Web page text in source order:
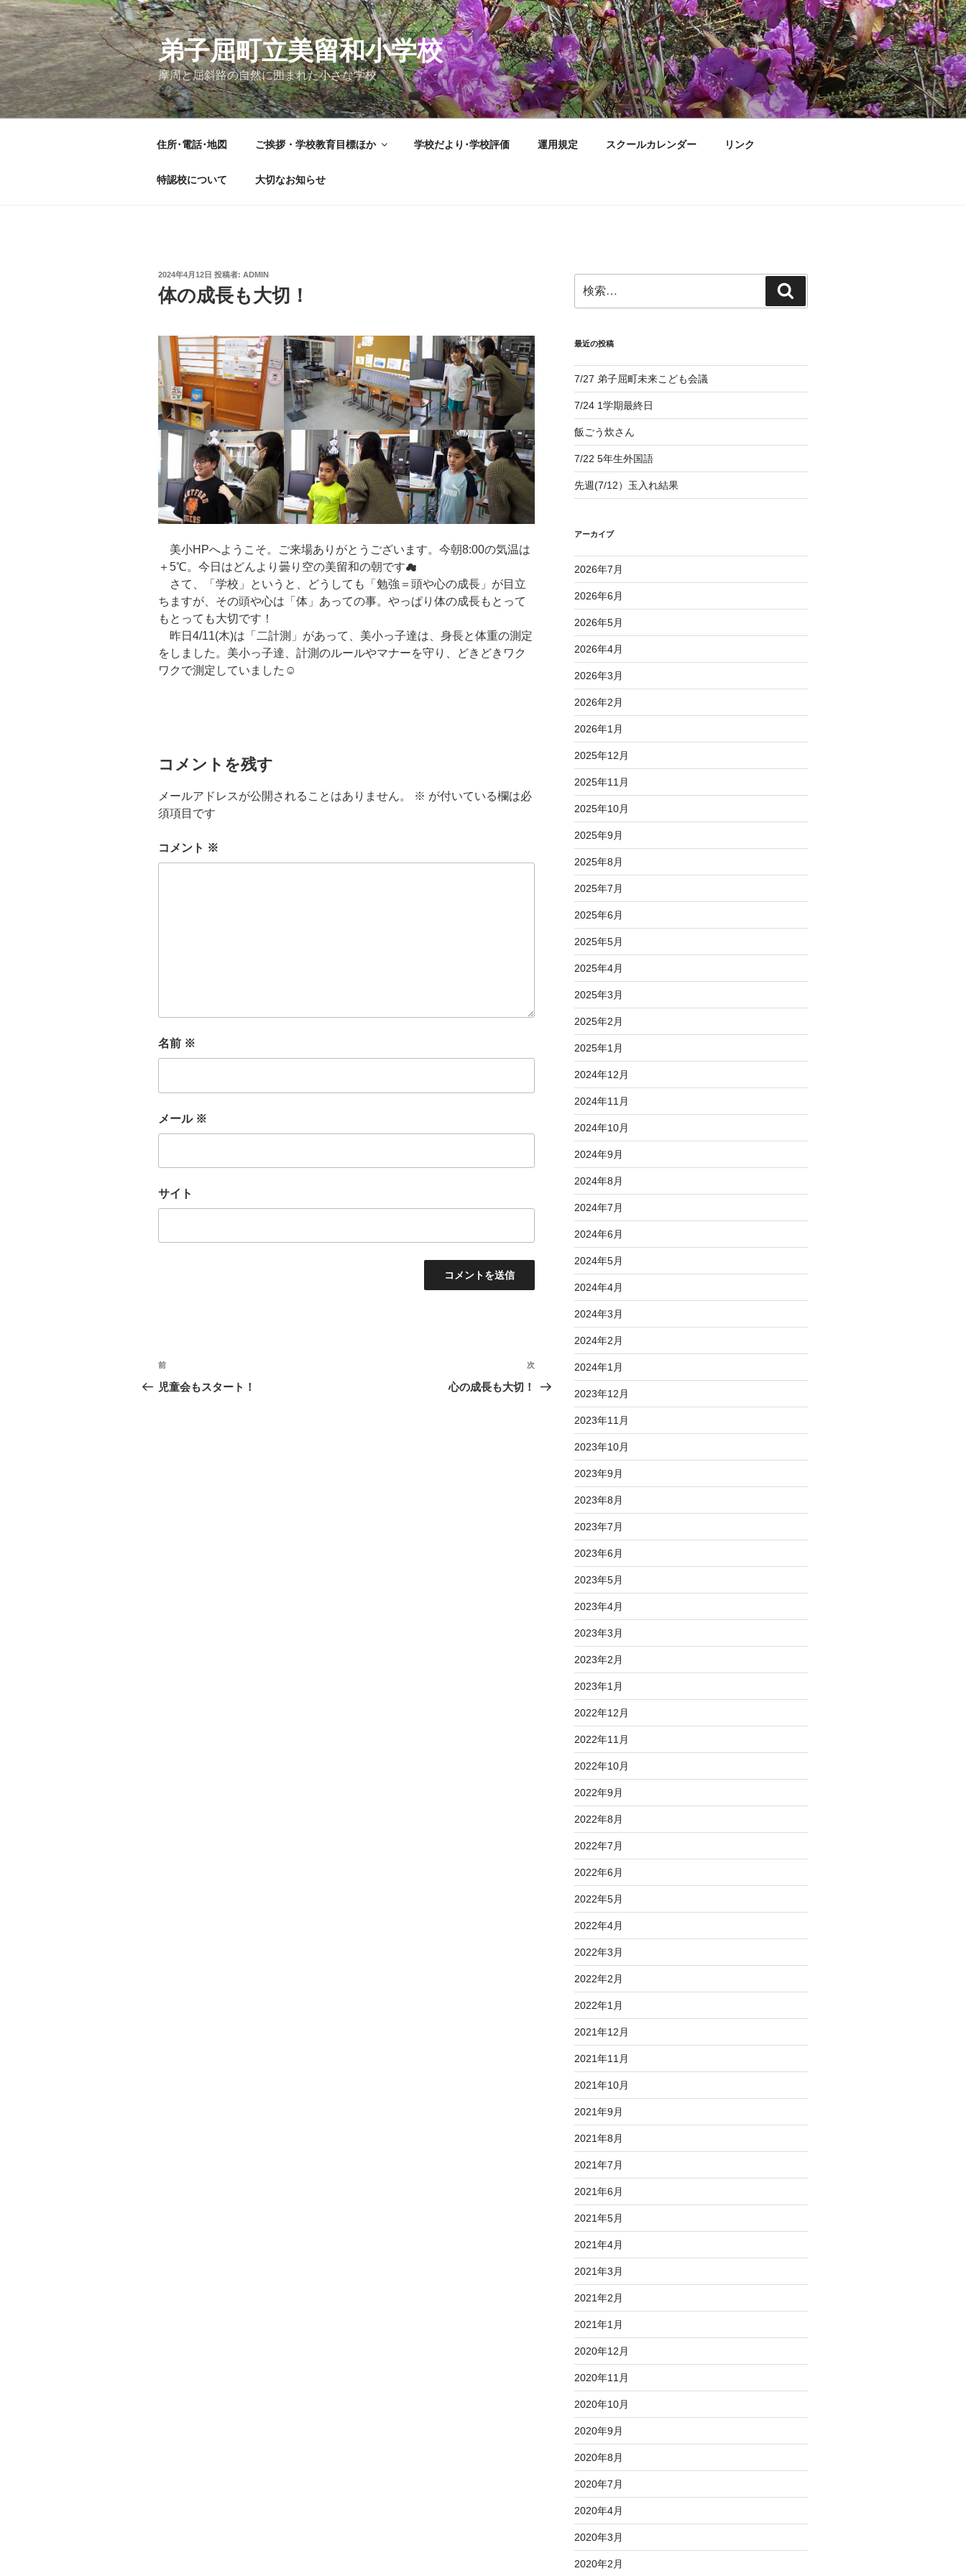
コ
ン
テ
ン
ツ
へ
ス
弟子屈町立美留和小学校
摩周と屈斜路の自然に囲まれた小さな学校
住所･電話･地図 ご挨拶・学校教育目標ほか 学校だより･学校評価 運用規定 スクールカレンダー リンク
特認校について 大切なお知らせ
投
稿
日:
2024年4月12日 投稿者: ADMIN
体の成長も大切！
美小HPへようこそ。ご来場ありがとうございます。今朝8:00の気温は
＋5℃。今日はどんより曇り空の美留和の朝です☁
さて、「学校」というと、どうしても「勉強＝頭や心の成長」が目立
ちますが、その頭や心は「体」あっての事。やっぱり体の成長もとって
もとっても大切です！
昨日4/11(木)は「二計測」があって、美小っ子達は、身長と体重の測定
をしました。美小っ子達、計測のルールやマナーを守り、どきどきワク
ワクで測定していました☺
コメントを残す
メールアドレスが公開されることはありません。 ※ が付いている欄は必
須項目です
コメント ※
名前 ※
メール ※
サイト
投
稿
前
の
前
児童会もスタート！
次
の
次
心の成長も大切！
索:
索
最近の投稿
7/27 弟子屈町未来こども会議
7/24 1学期最終日
飯ごう炊さん
7/22 5年生外国語
先週(7/12）玉入れ結果
アーカイブ
2026年7月
2026年6月
2026年5月
2026年4月
2026年3月
2026年2月
2026年1月
2025年12月
2025年11月
2025年10月
2025年9月
2025年8月
2025年7月
2025年6月
2025年5月
2025年4月
2025年3月
2025年2月
2025年1月
2024年12月
2024年11月
2024年10月
2024年9月
2024年8月
2024年7月
2024年6月
2024年5月
2024年4月
2024年3月
2024年2月
2024年1月
2023年12月
2023年11月
2023年10月
2023年9月
2023年8月
2023年7月
2023年6月
2023年5月
2023年4月
2023年3月
2023年2月
2023年1月
2022年12月
2022年11月
2022年10月
2022年9月
2022年8月
2022年7月
2022年6月
2022年5月
2022年4月
2022年3月
2022年2月
2022年1月
2021年12月
2021年11月
2021年10月
2021年9月
2021年8月
2021年7月
2021年6月
2021年5月
2021年4月
2021年3月
2021年2月
2021年1月
2020年12月
2020年11月
2020年10月
2020年9月
2020年8月
2020年7月
2020年4月
2020年3月
2020年2月